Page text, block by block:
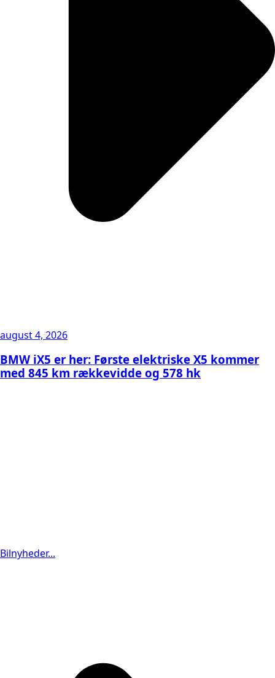
august 4, 2026
BMW iX5 er her: Første elektriske X5 kommer
med 845 km rækkevidde og 578 hk
Bilnyheder...